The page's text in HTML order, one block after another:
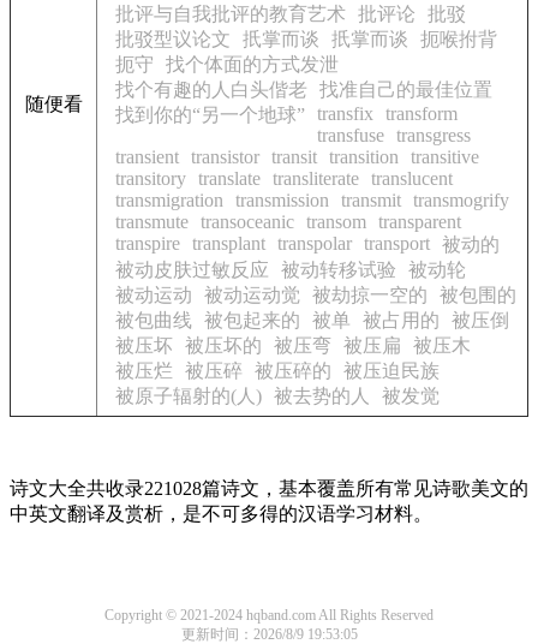
随便看
批评与自我批评的教育艺术 批评论
批驳
批驳型议论文
扺掌而谈 扺掌而谈
扼喉拊背
扼守
找个体面的方式发泄
找个有趣的人白头偕老
找准自己的最佳位置
找到你的“另一个地球” transfix
transform
transfuse transgress
transient transistor transit transition
transitive
transitory translate transliterate translucent
transmigration
transmission transmit transmogrify
transmute transoceanic transom
transparent
transpire transplant transpolar transport 被动的
被动皮肤过敏反应
被动转移试验
被动轮
被动运动
被动运动觉 被劫掠一空的
被包围的
被包曲线
被包起来的 被单 被占用的
被压倒
被压坏 被压坏的 被压弯 被压扁
被压木
被压烂
被压碎 被压碎的
被压迫民族
被原子辐射的(人) 被去势的人 被发觉
诗文大全共收录221028篇诗文，基本覆盖所有常见诗歌美文的
中英文翻译及赏析，是不可多得的汉语学习材料。
Copyright © 2021-2024 hqband.com All Rights Reserved
更新时间：2026/8/9 19:53:05